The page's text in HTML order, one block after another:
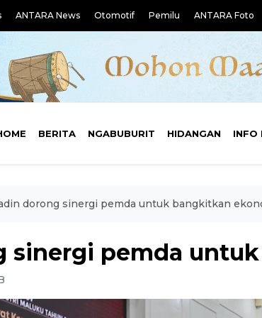
ANTARA News Otomotif Pemilu ANTARA Foto
BERITA NGABUBURIT HIDANGAN INFO
dorong sinergi pemda untuk bangkitkan
sinergi pemda